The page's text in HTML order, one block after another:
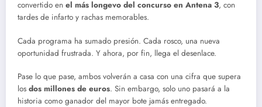
convertido en el más longevo del concurso en Antena 3, con
tardes de infarto y rachas memorables.
Cada programa ha sumado presión. Cada rosco, una nueva
oportunidad frustrada. Y ahora, por fin, llega el desenlace.
Pase lo que pase, ambos volverán a casa con una cifra que supera
los dos millones de euros. Sin embargo, solo uno pasará a la
historia como ganador del mayor bote jamás entregado.